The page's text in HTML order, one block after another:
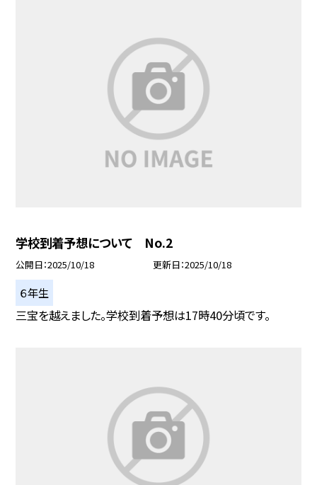
学校到着予想について No.2
公開日 2025/10/18 更新日 2025/10/18
６年生
三宝を越えました。学校到着予想は17時40分頃です。